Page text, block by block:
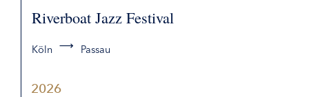
2026
Riverboat Jazz Festival
Köln Passau